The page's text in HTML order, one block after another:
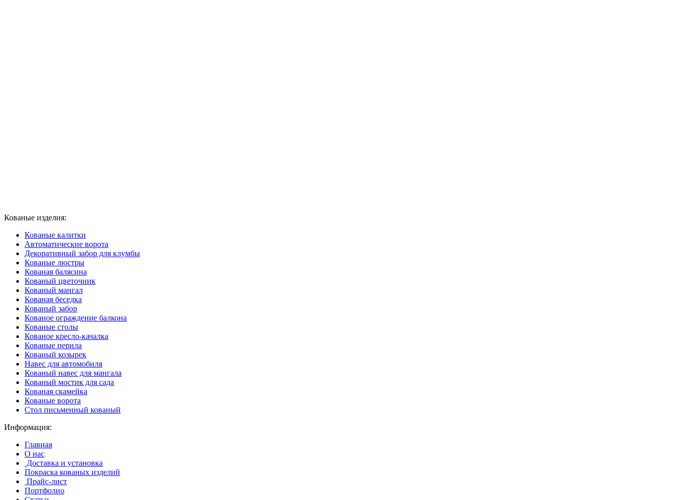
Кованые изделия:
Кованые калитки
Автоматические ворота
Декоративный забор для клумбы
Кованые люстры
Кованая балясина
Кованый цветочник
Кованый мангал
Кованая беседка
Кованый забор
Кованое ограждение балкона
Кованые столы
Кованое кресло-качалка
Кованые перила
Кованый козырек
Навес для автомобиля
Кованый навес для мангала
Кованый мостик для сада
Кованая скамейка
Кованые ворота
Стол письменный кованый
Информация:
Главная
О нас
Доставка и установка
Покраска кованых изделий
Прайс-лист
Портфолио